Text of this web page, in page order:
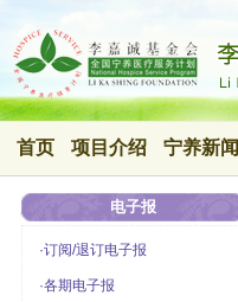
首页 项目介绍 宁养新闻
电子报
·订阅/退订电子报
·各期电子报